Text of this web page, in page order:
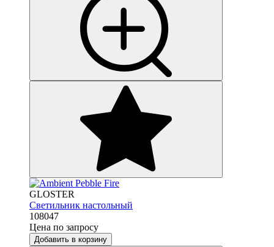
GLOSTER
Светильник настольный
108047
Цена по запросу
Добавить в корзину